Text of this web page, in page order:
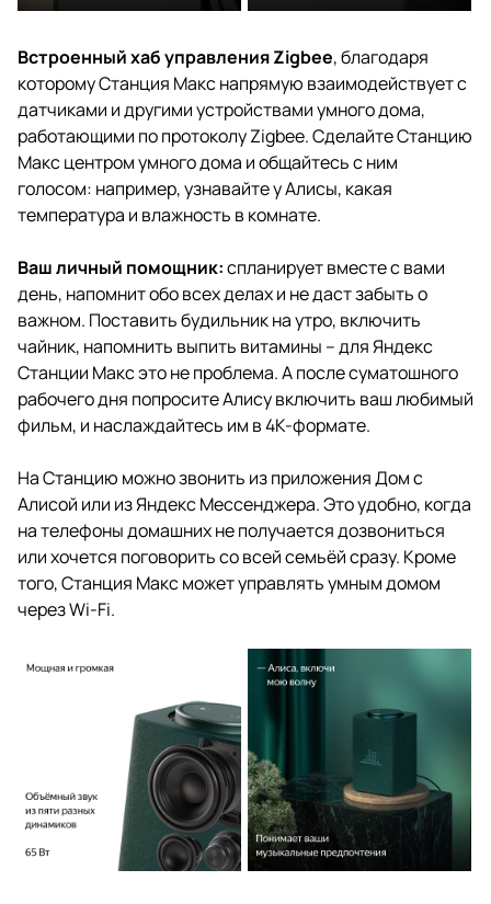
Встроенный хаб управления Zigbee, благодаря
которому Станция Макс напрямую взаимодействует с
датчиками и другими устройствами умного дома,
работающими по протоколу Zigbee. Сделайте Станцию
Макс центром умного дома и общайтесь с ним
голосом: например, узнавайте у Алисы, какая
температура и влажность в комнате.
Ваш личный помощник:спланирует вместе с вами
день, напомнит обо всех делах и не даст забыть о
важном. Поставить будильник на утро, включить
чайник, напомнить выпить витамины – для Яндекс
Станции Макс это не проблема. А после суматошного
рабочего дня попросите Алису включить ваш любимый
фильм, и наслаждайтесь им в 4К-формате.
На Станцию можно звонить из приложения Дом с
Алисой или из Яндекс Мессенджера. Это удобно, когда
на телефоны домашних не получается дозвониться
или хочется поговорить со всей семьёй сразу. Кроме
того, Станция Макс может управлять умным домом
через Wi-Fi.